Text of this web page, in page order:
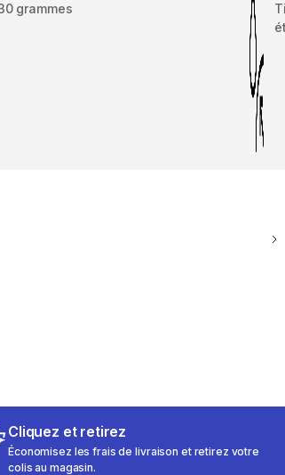
grammes
Cliquez et retirez
Économisez les frais de livraison et retirez votre
colis au magasin.